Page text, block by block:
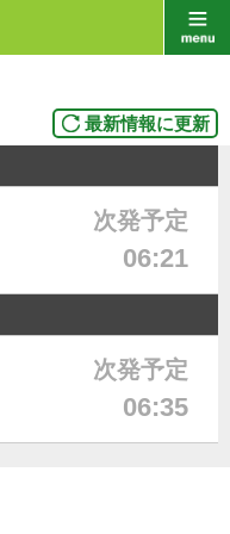
最新情報に更新
次発予定
06:21
次発予定
06:35